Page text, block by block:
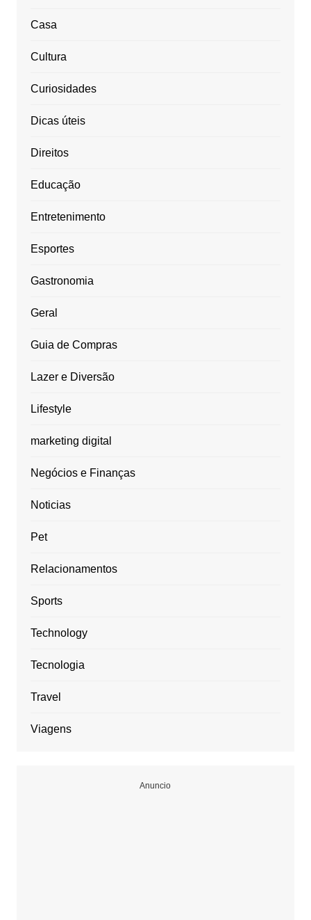
Casa
Cultura
Curiosidades
Dicas úteis
Direitos
Educação
Entretenimento
Esportes
Gastronomia
Geral
Guia de Compras
Lazer e Diversão
Lifestyle
marketing digital
Negócios e Finanças
Noticias
Pet
Relacionamentos
Sports
Technology
Tecnologia
Travel
Viagens
Anuncio